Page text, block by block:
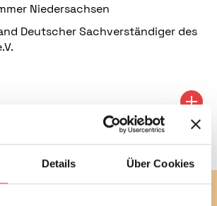
Details Über Cookies
Niedersachsen
Deutscher Sachverständiger des